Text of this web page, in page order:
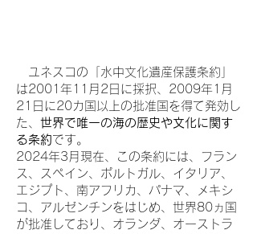
ユネスコの「水中文化遺産保護条約」
は2001年11月2日に採択、2009年1月
21日に20カ国以上の批准国を得て発効し
た、 世界で唯一の海の歴史や文化に関す
る条約です。
2024年3月現在、この条約には、フラン
ス、スペイン、ポルトガル、イタリア、
エジプト、南アフリカ、パナマ、メキシ
コ、アルゼンチンをはじめ、世界80ヵ国
が批准しており、オランダ、オーストラ